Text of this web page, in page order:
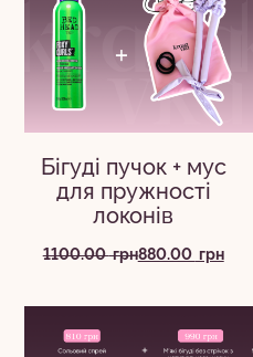
Бігуді пучок + мус
для пружності
локонів
1100.00грнОригінальна
880.00 грн
Поточна